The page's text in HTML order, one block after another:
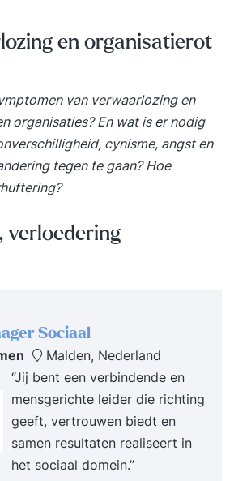
werker - Het
van conflicten en
- Conflictstijlen en de eigen
omgaan met conflicten. - Een
organisatie - Wat integraal
is - Welke hulptroepen
worden en welke verbanden
worden gelegd - Het
en het identificeren van
organisatie en eventueel bij
ICM te ontwikkelen Hoe
ICM te implementeren in een
al conflicten zijn Kijk voor een
de opleiding in onze brochure
?
Dag 1
en organisatierot
van verwaarlozing en
organisaties? En wat is er nodig
cynisme, angst en
tegen te gaan? Hoe
verloedering
Sociaal
Malden, Nederland
“Jij bent een verbindende en
mensgerichte leider die richting
geeft, vertrouwen biedt en
samen resultaten realiseert in
het sociaal domein.”